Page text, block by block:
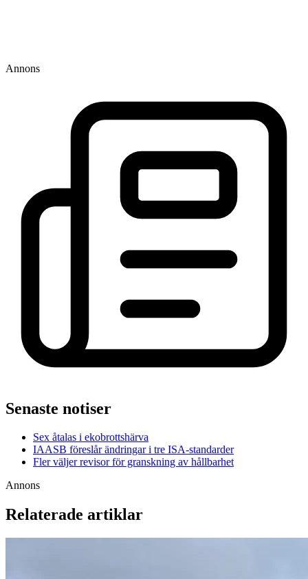
Annons
Senaste notiser
Sex åtalas i ekobrottshärva
IAASB föreslår ändringar i tre ISA-standarder
Fler väljer revisor för granskning av hållbarhet
Annons
Relaterade artiklar